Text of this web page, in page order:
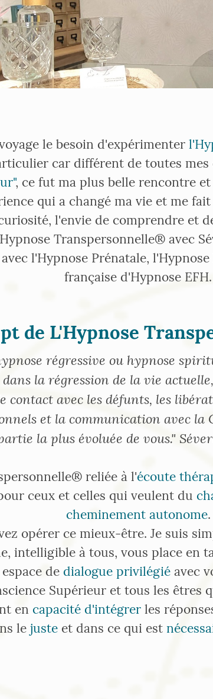
le besoin d'expérimenter
car différent de toutes mes
, ce fut ma plus belle rencontre
qui a changé ma vie et me
l'envie de comprendre et
Transpersonnelle® avec
l'Hypnose Prénatale,
française d'Hypnose EFH.
de L'Hypnose
régressive ou hypnose
dans la régression de la vie
contact avec les défunts, les
et la communication avec la
la plus évoluée de vous."
reliée à l'écoute
ceux et celles qui veulent du
cheminement autonome.
opérer ce mieux-être. Je suis
intelligible à tous, vous place en
de dialogue privilégié avec
Supérieur et tous les êtres
en capacité d'intégrerles
le juste et dans ce qui est